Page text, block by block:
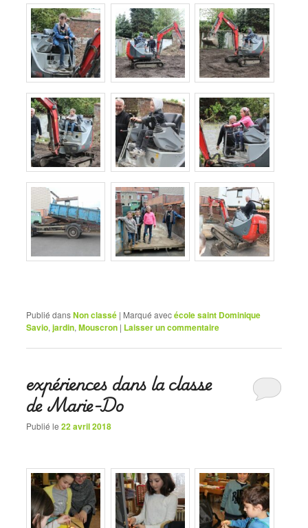
Publié dansNon classé | Marqué avecécole saint Dominique
Savio,jardin,Mouscron | Laisser un commentaire
expériences dans la classe
de Marie-Do
Publié le22 avril 2018